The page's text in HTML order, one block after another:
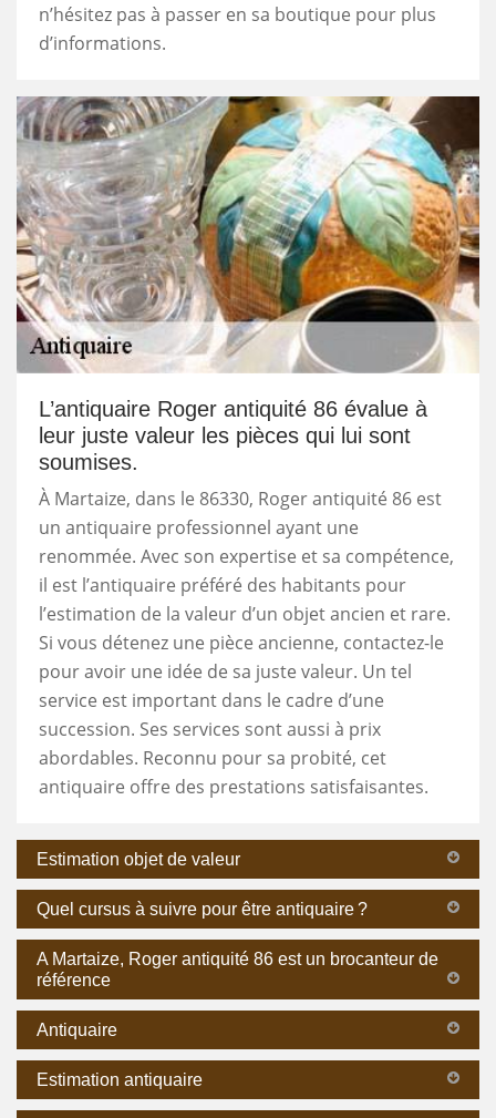
n’hésitez pas à passer en sa boutique pour plus
d’informations.
L’antiquaire Roger antiquité 86 évalue à
leur juste valeur les pièces qui lui sont
soumises.
À Martaize, dans le 86330, Roger antiquité 86 est
un antiquaire professionnel ayant une
renommée. Avec son expertise et sa compétence,
il est l’antiquaire préféré des habitants pour
l’estimation de la valeur d’un objet ancien et rare.
Si vous détenez une pièce ancienne, contactez-le
pour avoir une idée de sa juste valeur. Un tel
service est important dans le cadre d’une
succession. Ses services sont aussi à prix
abordables. Reconnu pour sa probité, cet
antiquaire offre des prestations satisfaisantes.
Estimation objet de valeur
Quel cursus à suivre pour être antiquaire ?
A Martaize, Roger antiquité 86 est un brocanteur de
référence
Antiquaire
Estimation antiquaire